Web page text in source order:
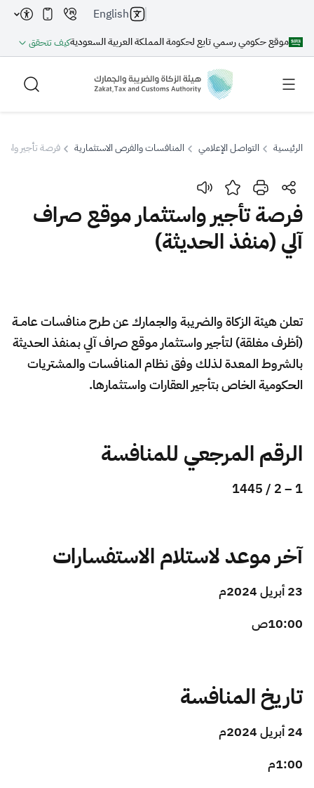
موقع حكومي رسمي تابع لحكومة المملكة العربية السعوديةكيف تتحقق
English
بحث
بحث بحث AI
الزكاة الجمارك
ضريبة القيمة المضافة
الإقرار الضريبي
التصرفات العقارية
الرئيسية التواصل الإعلامي المنافسات والفرص الاستثمارية فرصة تأجير
فرصة تأجير واستثمار موقع صراف
آلي (منفذ الحديثة)
تعلن هيئة الزكاة والضريبة والجمارك عن طرح منافسات عامــة
(أظرف مغلقة) لتأجير واستثمار موقع صراف آلي بمنفذ الحديثة
بالشروط المعدة لذلك وفق نظامالمنافسات والمشتريات
الحكومية الخاص بتأجير العقارات واستثمارها.
الرقم المرجعي للمنافسة
1 – 2 / 1445
آخر موعد لاستلام الاستفسارات
23 أبريل 2024م
10:00ص
تاريخ المنافسة
24 أبريل 2024م ​
1:00م